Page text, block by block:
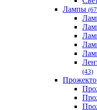
Лампы
(43)